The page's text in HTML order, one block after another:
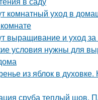
комнатный уход в
выращивание и уход
условия нужны для
из яблок в духовке.
сруба теплый шов.